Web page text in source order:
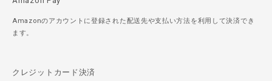
Amazonのアカウントに登録された配送先や支払い方法を利用して決済でき
ます。
クレジットカード決済